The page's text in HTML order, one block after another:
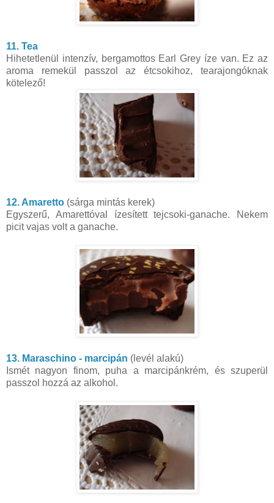
11. Tea
Hihetetlenül intenzív, bergamottos Earl Grey íze van. Ez az
aroma remekül passzol az étcsokihoz, tearajongóknak
kötelező!
12. Amaretto (sárga mintás kerek)
Egyszerű, Amarettóval ízesített tejcsoki-ganache. Nekem
picit vajas volt a ganache.
13. Maraschino - marcipán (levél alakú)
Ismét nagyon finom, puha a marcipánkrém, és szuperül
passzol hozzá az alkohol.